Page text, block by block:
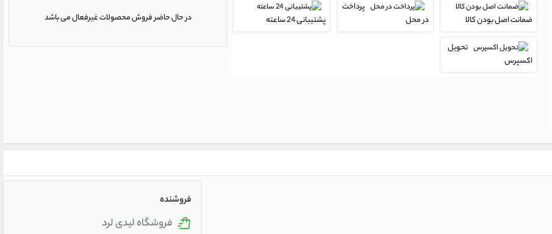
ضمانت اصل بودن کالا
پرداخت
در محل
پشتیبانی 24 ساعته
تحویل
اکسپرس
در حال حاضر فروش محصولات غیرفعال می باشد
فروشنده
فروشگاه لیدی لرد